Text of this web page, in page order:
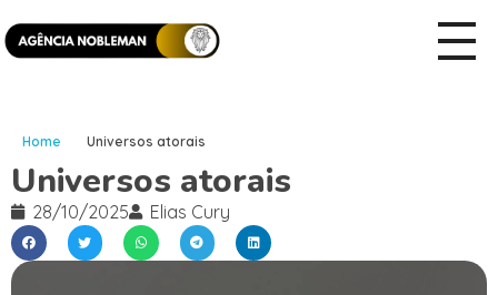
Home Universos atorais
Universos atorais
28/10/2025 Elias Cury